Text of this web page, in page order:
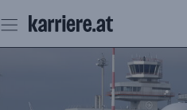
Seiteninhalt
springen